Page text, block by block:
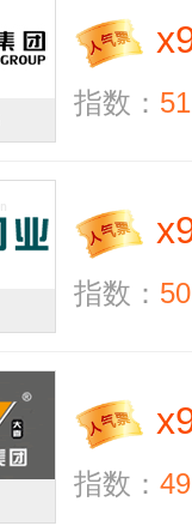
x
指数：
x
指数：
x
指数：